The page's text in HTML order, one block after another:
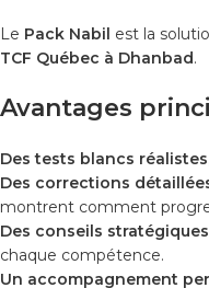
Le Pack Nabil est la
TCF Québec à Dhanbad.
Avantages
Des tests blancs réalistes
Des corrections
montrent comment
Des conseils stratégiques
chaque compétence.
Un accompagnement